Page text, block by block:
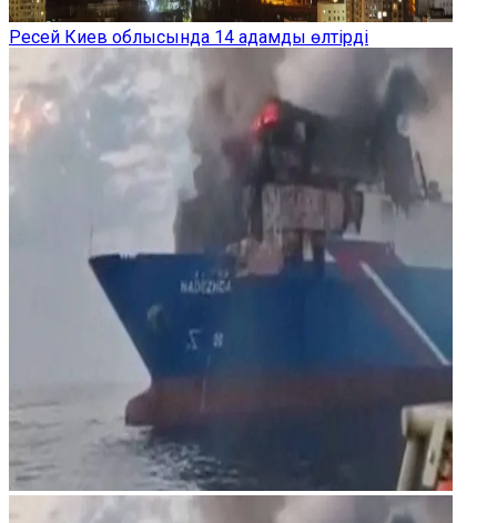
Ресей Киев облысында 14 адамды өлтірді